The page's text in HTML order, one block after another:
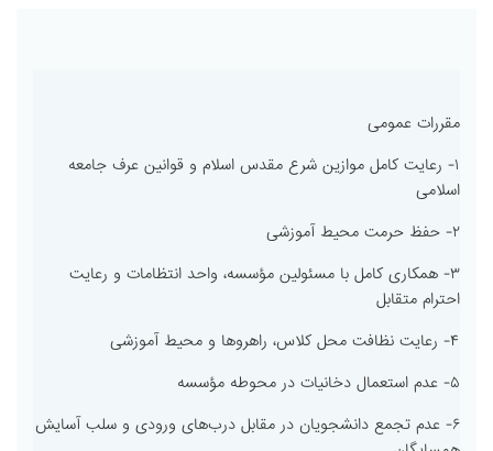
مقررات عمومی
۱- رعایت کامل موازین شرع مقدس اسلام و قوانین عرف جامعه
اسلامی
۲- حفظ حرمت محیط آموزشی
۳- همکاری کامل با مسئولین مؤسسه، واحد انتظامات و رعایت
احترام متقابل
۴- رعایت نظافت محل کلاس، راهروها و محیط آموزشی
۵- عدم استعمال دخانیات در محوطه مؤسسه
۶- عدم تجمع دانشجویان در مقابل درب‌های ورودی و سلب آسایش